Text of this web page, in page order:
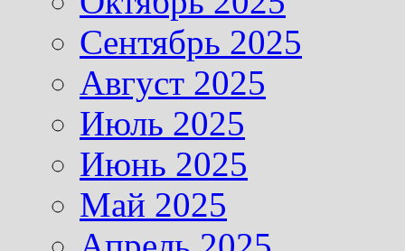
Сентябрь 2025
Август 2025
Июль 2025
Июнь 2025
Май 2025